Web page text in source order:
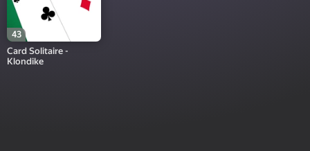
43
Card Solitaire -
Klondike